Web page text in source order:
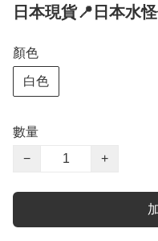
日本現貨📍日本水
顏色
白色
數量
−
+